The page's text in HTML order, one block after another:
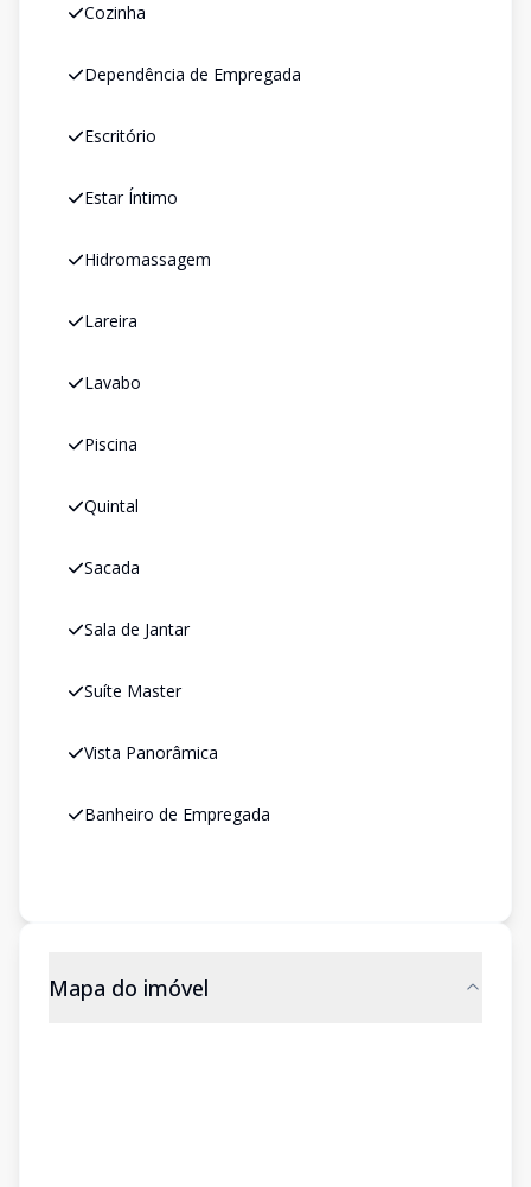
Cozinha
Dependência de Empregada
Escritório
Estar Íntimo
Hidromassagem
Lareira
Lavabo
Piscina
Quintal
Sacada
Sala de Jantar
Suíte Master
Vista Panorâmica
Banheiro de Empregada
Mapa do imóvel